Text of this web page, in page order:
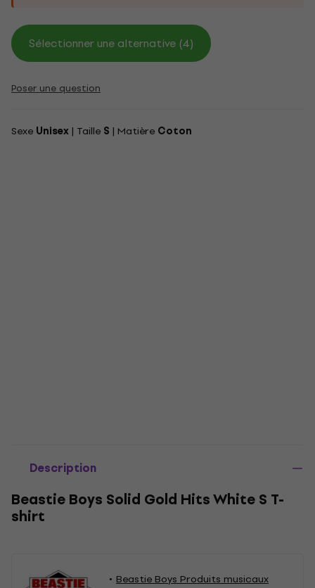
Sélectionner une alternative (4)
Poser une question
Sexe Unisex | Taille S | Matière Coton
Description
Beastie Boys Solid Gold Hits White S T-
shirt
Beastie Boys Produits musicaux